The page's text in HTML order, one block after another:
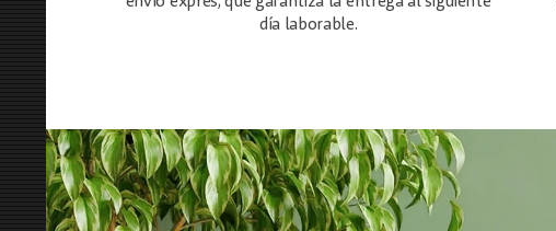
día laborable.